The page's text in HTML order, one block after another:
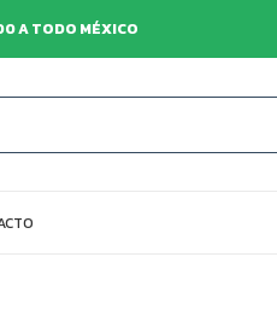
A TODO MÉXICO